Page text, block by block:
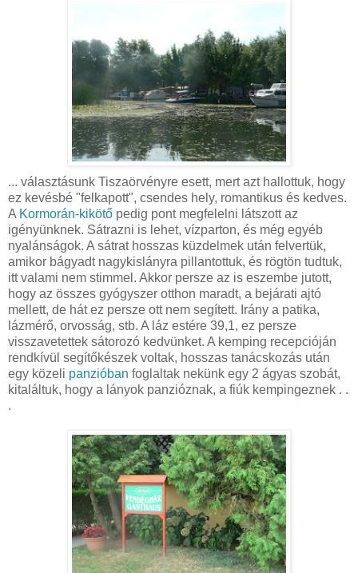
... választásunk Tiszaörvényre esett, mert azt hallottuk, hogy
ez kevésbé "felkapott", csendes hely, romantikus és kedves.
A Kormorán-kikötő pedig pont megfelelni látszott az
igényünknek. Sátrazni is lehet, vízparton, és még egyéb
nyalánságok. A sátrat hosszas küzdelmek után felvertük,
amikor bágyadt nagykislányra pillantottuk, és rögtön tudtuk,
itt valami nem stimmel. Akkor persze az is eszembe jutott,
hogy az összes gyógyszer otthon maradt, a bejárati ajtó
mellett, de hát ez persze ott nem segített. Irány a patika,
lázmérő, orvosság, stb. A láz estére 39,1, ez persze
visszavetettek sátorozó kedvünket. A kemping recepcióján
rendkívül segítőkészek voltak, hosszas tanácskozás után
egy közeli panzióban foglaltak nekünk egy 2 ágyas szobát,
kitaláltuk, hogy a lányok panzióznak, a fiúk kempingeznek . .
.